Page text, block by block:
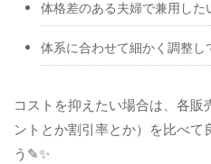
体格差のある夫婦で兼用した
体系に合わせて細かく調整し
コストを抑えたい場合は、各販
ントとか割引率とか）を比べて
う✎✨️